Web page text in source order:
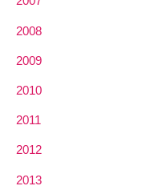
2008
2009
2010
2011
2012
2013